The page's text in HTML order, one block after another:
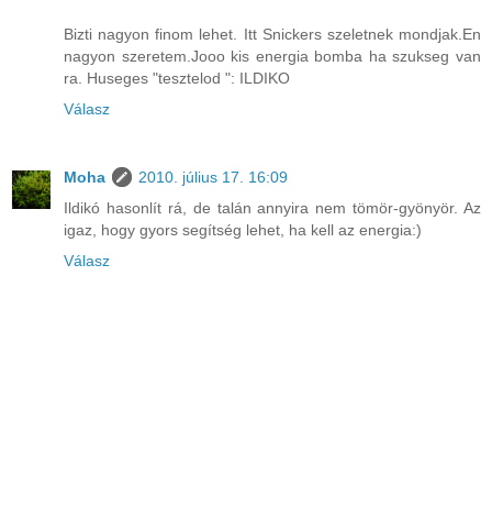
Bizti nagyon finom lehet. Itt Snickers szeletnek mondjak.En
nagyon szeretem.Jooo kis energia bomba ha szukseg van
ra. Huseges "tesztelod ": ILDIKO
Válasz
Moha
2010. július 17. 16:09
Ildikó hasonlít rá, de talán annyira nem tömör-gyönyör. Az
igaz, hogy gyors segítség lehet, ha kell az energia:)
Válasz